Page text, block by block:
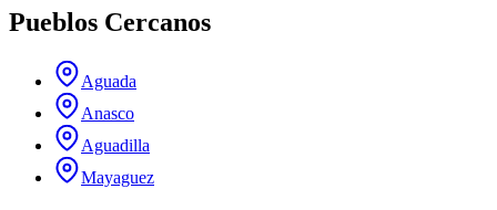
Pueblos Cercanos
Aguada
Anasco
Aguadilla
Mayaguez